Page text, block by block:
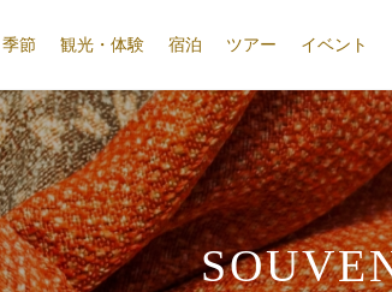
季節 観光・体験 宿泊 ツアー イベント